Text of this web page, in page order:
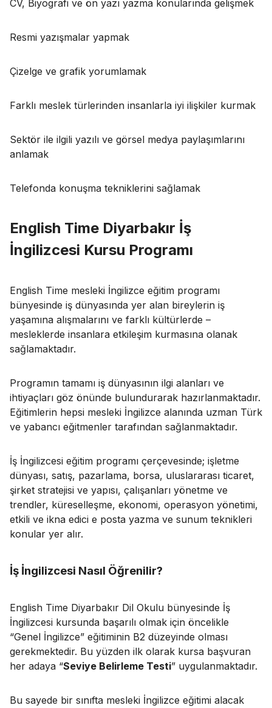
CV, Biyografi ve ön yazı yazma konularında gelişmek
Resmi yazışmalar yapmak
Çizelge ve grafik yorumlamak
Farklı meslek türlerinden insanlarla iyi ilişkiler kurmak
Sektör ile ilgili yazılı ve görsel medya paylaşımlarını
anlamak
Telefonda konuşma tekniklerini sağlamak
English Time Diyarbakır İş
İngilizcesi Kursu Programı
English Time mesleki İngilizce eğitim programı
bünyesinde iş dünyasında yer alan bireylerin iş
yaşamına alışmalarını ve farklı kültürlerde –
mesleklerde insanlara etkileşim kurmasına olanak
sağlamaktadır.
Programın tamamı iş dünyasının ilgi alanları ve
ihtiyaçları göz önünde bulundurarak hazırlanmaktadır.
Eğitimlerin hepsi mesleki İngilizce alanında uzman Türk
ve yabancı eğitmenler tarafından sağlanmaktadır.
İş İngilizcesi eğitim programı çerçevesinde; işletme
dünyası, satış, pazarlama, borsa, uluslararası ticaret,
şirket stratejisi ve yapısı, çalışanları yönetme ve
trendler, küreselleşme, ekonomi, operasyon yönetimi,
etkili ve ikna edici e posta yazma ve sunum teknikleri
konular yer alır.
İş İngilizcesi Nasıl Öğrenilir?
English Time Diyarbakır Dil Okulu bünyesinde İş
İngilizcesi kursunda başarılı olmak için öncelikle
“Genel İngilizce” eğitiminin B2 düzeyinde olması
gerekmektedir. Bu yüzden ilk olarak kursa başvuran
her adaya “Seviye Belirleme Testi” uygulanmaktadır.
Bu sayede bir sınıfta mesleki İngilizce eğitimi alacak